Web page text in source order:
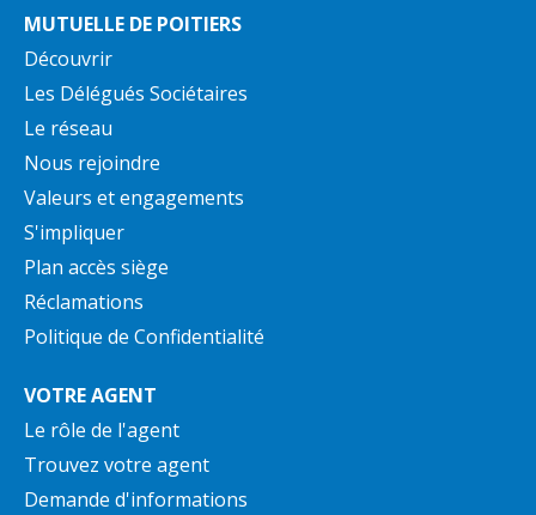
MUTUELLE DE POITIERS
Découvrir
Les Délégués Sociétaires
Le réseau
Nous rejoindre
Valeurs et engagements
S'impliquer
Plan accès siège
Réclamations
Politique de Confidentialité
VOTRE AGENT
Le rôle de l'agent
Trouvez votre agent
Demande d'informations